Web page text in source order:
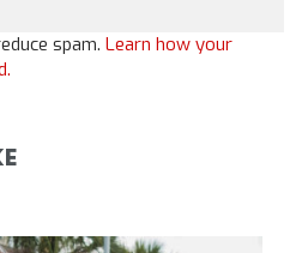
spam. Learn how your